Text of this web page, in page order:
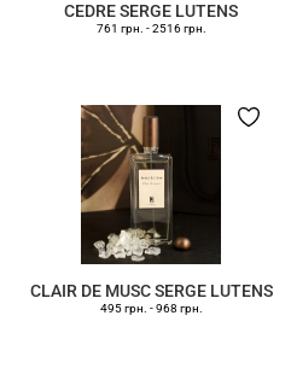
CEDRE SERGE LUTENS
761 грн. -2516 грн.
CLAIR DE MUSC SERGE LUTENS
495 грн. -968 грн.